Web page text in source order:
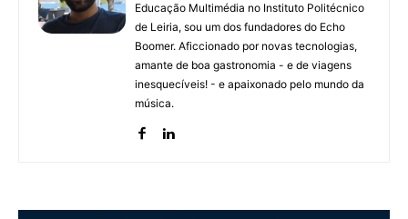
Educação Multimédia no Instituto Politécnico
de Leiria, sou um dos fundadores do Echo
Boomer. Aficcionado por novas tecnologias,
amante de boa gastronomia - e de viagens
inesquecíveis! - e apaixonado pelo mundo da
música.